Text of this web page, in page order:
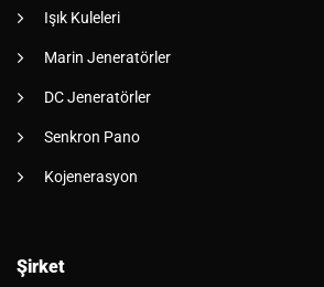
Işık Kuleleri
Marin Jeneratörler
DC Jeneratörler
Senkron Pano
Kojenerasyon
Şirket